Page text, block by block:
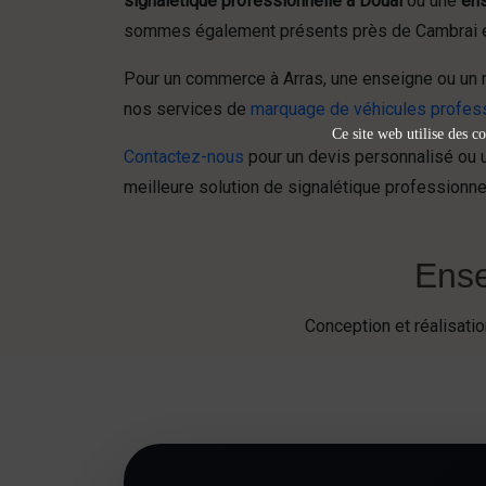
sommes également présents près de
Pour un commerce à Arras, une enseigne ou
nos services de marquage de véhicules
Contactez-nous pour un devis personnalisé
meilleure solution de signalétique
Conception et
Ce site web utilise des